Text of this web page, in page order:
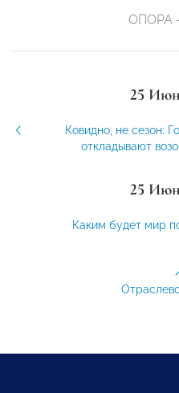
ОПОРА
25
Ковидно, не сезон:
откладывают
25
Каким будет мир